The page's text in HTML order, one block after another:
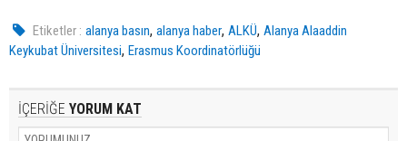
Etiketler : alanya basın,alanya haber,ALKÜ,Alanya Alaaddin
Keykubat Üniversitesi, Erasmus Koordinatörlüğü
İÇERİĞE YORUM KAT